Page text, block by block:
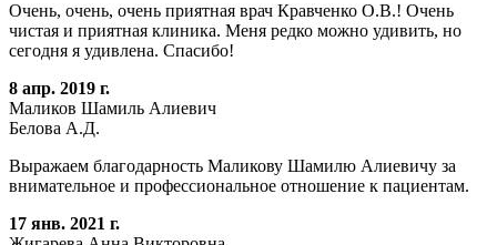
Очень, очень, очень приятная врач Кравченко О.В.! Очень
чистая и приятная клиника. Меня редко можно удивить, но
сегодня я удивлена. Спасибо!
8 апр. 2019 г.
Маликов Шамиль Алиевич
Белова А.Д.
Выражаем благодарность Маликову Шамилю Алиевичу за
внимательное и профессиональное отношение к пациентам.
17 янв. 2021 г.